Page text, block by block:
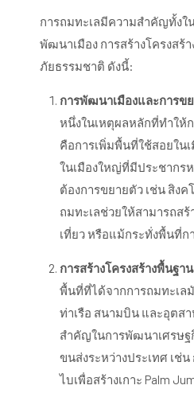
การถมทะเลมีความสำคัญทั้งใ
พัฒนาเมือง การสร้างโครงสร้
ภัยธรรมชาติ ดังนี้:
การพัฒนาเมืองและการข
หนึ่งในเหตุผลหลักที่ทำให้
คือการเพิ่มพื้นที่ใช้สอยใน
ในเมืองใหญ่ที่มีประชากร
ต้องการขยายตัว เช่น สิงค
ถมทะเลช่วยให้สามารถส
เที่ยว หรือแม้กระทั่งพื้นที่ก
การสร้างโครงสร้างพื้นฐาน
พื้นที่ที่ได้จากการถมทะเล
ท่าเรือ สนามบิน และอุตส
สำคัญในการพัฒนาเศรษฐ
ขนส่งระหว่างประเทศ เช่
ไบเพื่อสร้างเกาะ Palm